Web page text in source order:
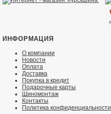
ИНФОРМАЦИЯ
О компании
Новости
Оплата
Доставка
Покупка в кредит
Подарочные карты
Шиномонтаж
Контакты
Политика конфиденциальности